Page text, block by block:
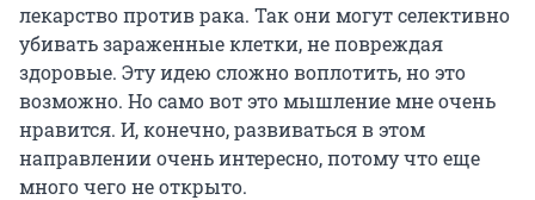
лекарство против рака. Так они могут селективно
убивать зараженные клетки, не повреждая
здоровые. Эту идею сложно воплотить, но это
возможно. Но само вот это мышление мне очень
нравится. И, конечно, развиваться в этом
направлении очень интересно, потому что еще
много чего не открыто.